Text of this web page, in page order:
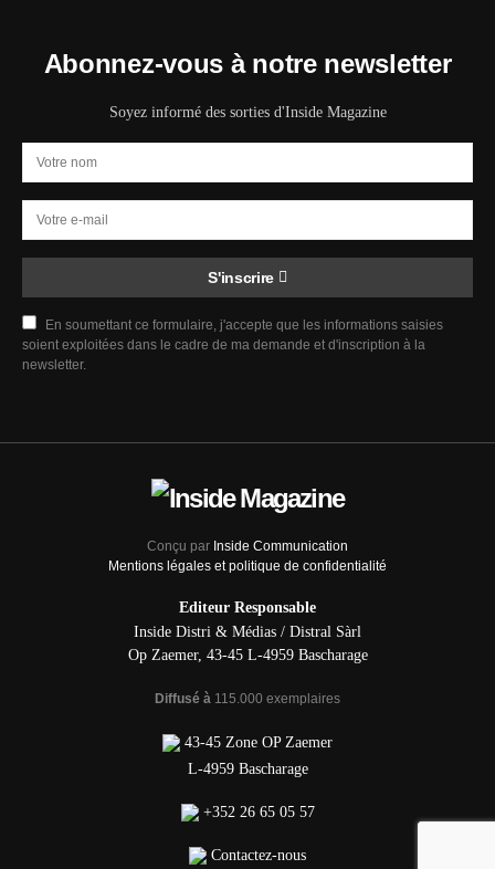
Abonnez-vous à notre newsletter
Soyez informé des sorties d'Inside Magazine
S'inscrire
En soumettant ce formulaire, j'accepte que les informations saisies
soient exploitées dans le cadre de ma demande et d'inscription à la
newsletter.
Conçu par Inside Communication
Mentions légales et politique de confidentialité
Editeur Responsable
Inside Distri & Médias / Distral Sàrl
Op Zaemer, 43-45 L-4959 Bascharage
Diffusé à 115.000 exemplaires
43-45 Zone OP Zaemer
L-4959 Bascharage
+352 26 65 05 57
Contactez-nous